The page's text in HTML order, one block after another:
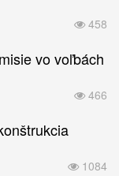
458
vo voľbách
466
1084